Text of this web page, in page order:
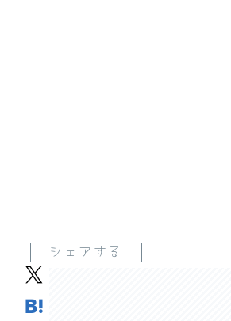
シェアする